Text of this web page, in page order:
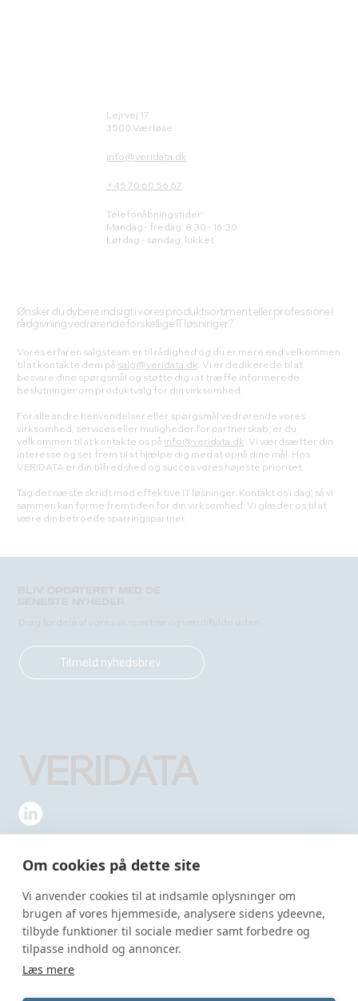
Om cookies på dette site
Vi anvender cookies til at indsamle oplysninger om
brugen af vores hjemmeside, analysere sidens ydeevne,
tilbyde funktioner til sociale medier samt forbedre og
tilpasse indhold og annoncer.
Læs mere
Lejrvej 17
3500 Værløse
info@veridata.dk
+45 70 60 56 67
Telefonåbningstider:
Mandag - fredag: 8:30 - 16:30
Lørdag - søndag: lukket
Ønsker du dybere indsigt i vores produktsortiment eller professionel
rådgivning vedrørende forskellige IT løsninger?
Vores erfaren salgsteam er til rådighed og du er mere end velkommen
til at kontakte dem på salg@veridata.dk . Vi er dedikerede til at
besvare dine spørgsmål og støtte dig i at træffe informerede
beslutninger om produktvalg for din virksomhed.
For alle andre henvendelser eller spørgsmål vedrørende vores
virksomhed, services eller muligheder for partnerskab, er du
velkommen til at kontakte os på info@veridata.dk . Vi værdsætter din
interesse og ser frem til at hjælpe dig med at opnå dine mål. Hos
VERIDATA er din tilfredshed og succes vores højeste prioritet.
Tag det næste skridt mod effektive IT løsninger. Kontakt os i dag, så vi
sammen kan forme fremtiden for din virksomhed. Vi glæder os til at
være din betroede sparringspartner.
Tilmeld nyhedsbrev
Partnere
Om os
Blog
+45 70 60 56 67
Send en besked
Adresse
Lejrvej 17